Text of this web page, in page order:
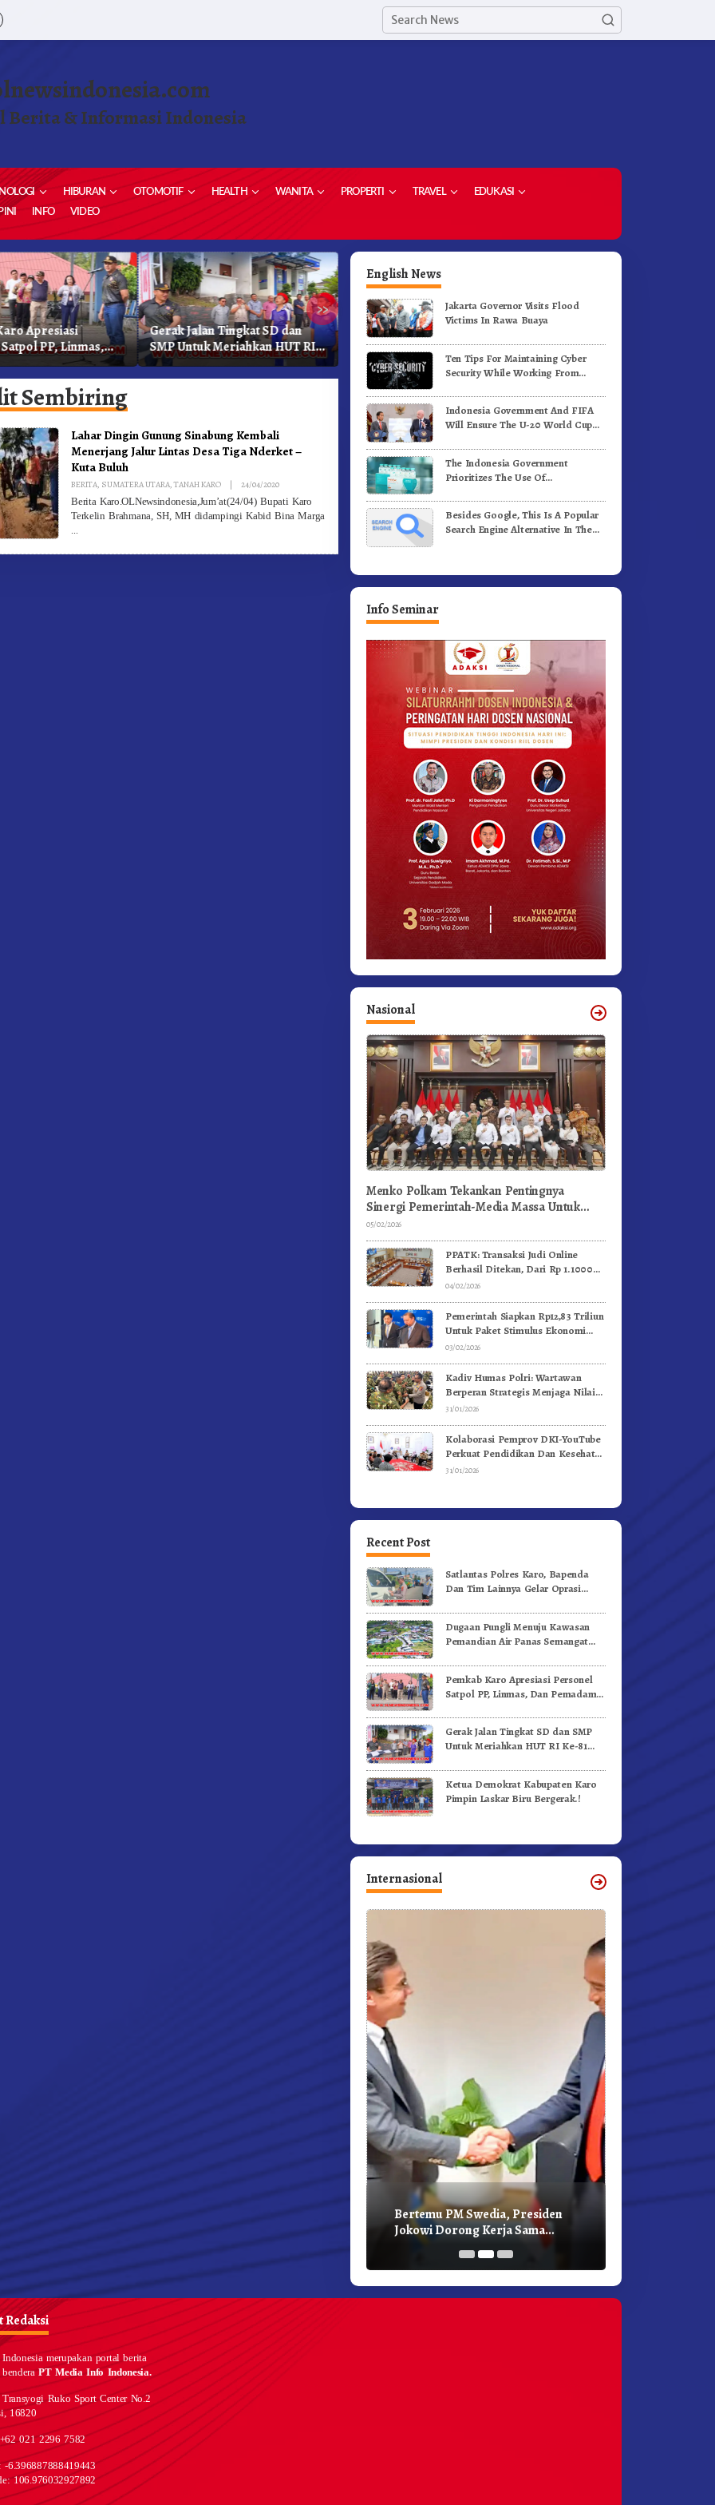
Berita & Informasi Indonesia
HIBURAN OTOMOTIF HEALTH WANITA PROPERTI TRAVEL
EDUKASI
INFO VIDEO
»
Apresiasi
PP, Linmas,
Kebakaran
Gerak Jalan Tingkat SD dan
SMP Untuk Meriahkan HUT RI
Ke-81 Dibuka Sekda Karo
Ketua Demokrat Kabupaten
Karo Pimpin Laskar Biru
Bergerak.!
Pemkab Karo Gelar Gerak
Jalan Kemerdekaan.!
Sembiring
Lahar Dingin Gunung Sinabung Kembali
Menerjang Jalur Lintas Desa Tiga Nderket –
Kuta Buluh
BERITA, SUMATERA UTARA,TANAH KARO | 24/04/2020By
Berita Karo.OLNewsindonesia,Jum’at(24/04) Bupati Karo
Terkelin Brahmana, SH, MH didampingi Kabid Bina Marga
English News
Jakarta Governor Visits Flood
Victims In Rawa Buaya
Ten Tips For Maintaining Cyber
Security While Working From
Indonesia Government And FIFA
Will Ensure The U-20 World Cup
Standards
The Indonesia Government
Prioritizes The Use Of
Vaccines
Besides Google, This Is A Popular
Search Engine Alternative In The
Info Seminar
Nasional
Menko Polkam Tekankan Pentingnya
Sinergi Pemerintah-Media Massa Untuk
Jaga Stabilitas Bangsa
05/02/2026
PPATK: Transaksi Judi Online
Berhasil Ditekan, Dari Rp 1.1000
Triliun Menjadi Rp 268 Triliun
04/02/2026
Pemerintah Siapkan Rp12,83 Triliun
Untuk Paket Stimulus Ekonomi
Kuartal I-2026
03/02/2026
Kadiv Humas Polri: Wartawan
Berperan Strategis Menjaga Nilai
Kebangsaan, Demokrasi, dan NKRI
31/01/2026
Kolaborasi Pemprov DKI-YouTube
Perkuat Pendidikan Dan Kesehatan
Mental
31/01/2026
Recent Post
Satlantas Polres Karo, Bapenda
Dan Tim Lainnya Gelar Oprasi
Dugaan Pungli Menuju Kawasan
Pemandian Air Panas Semangat
Videokan!
Pemkab Karo Apresiasi Personel
Satpol PP, Linmas, Dan Pemadam
Gerak Jalan Tingkat SD dan SMP
Untuk Meriahkan HUT RI Ke-81
Ketua Demokrat Kabupaten Karo
Pimpin Laskar Biru Bergerak.!
Internasional
Bertemu PM Swedia, Presiden
Jokowi Dorong Kerja Sama
Pembangunan Hijau
Redaksi
Indonesia merupakan portal berita
benderaPT Media Info Indonesia.
Ruko Sport Center No.2
16820
021 2296 7582
-6.396887888419443
106.976032927892